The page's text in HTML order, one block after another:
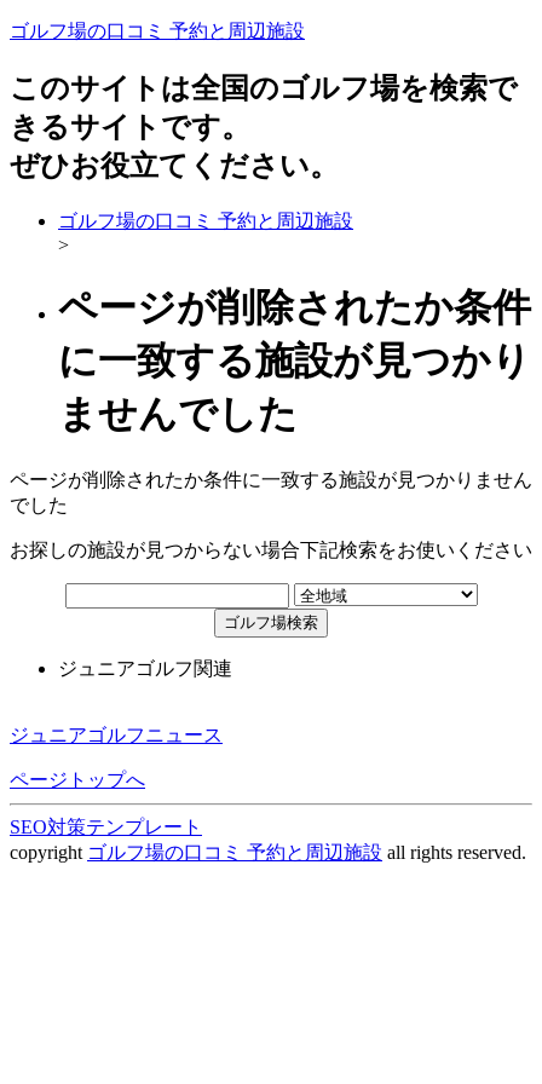
ゴルフ場の口コミ 予約と周辺施設
このサイトは全国のゴルフ場を検索で
きるサイトです。
ぜひお役立てください。
ゴルフ場の口コミ 予約と周辺施設
>
ページが削除されたか条件
に一致する施設が見つかり
ませんでした
ページが削除されたか条件に一致する施設が見つかりません
でした
お探しの施設が見つからない場合下記検索をお使いください
ジュニアゴルフ関連
ジュニアゴルフニュース
ページトップへ
SEO対策テンプレート
copyright ゴルフ場の口コミ 予約と周辺施設 all rights reserved.